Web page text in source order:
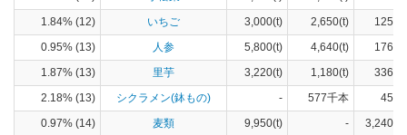
1.84% (12)
いちご 3,000(t) 2,650(t)
0.95% (13)
人参 5,800(t) 4,640(t)
1.87% (13)
里芋 3,220(t) 1,180(t)
2.18% (13)
シクラメン(鉢もの) - 577千本
0.97% (14)
麦類 9,950(t) -